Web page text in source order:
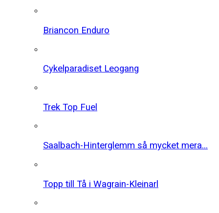
Briancon Enduro
Cykelparadiset Leogang
Trek Top Fuel
Saalbach-Hinterglemm så mycket mera...
Topp till Tå i Wagrain-Kleinarl